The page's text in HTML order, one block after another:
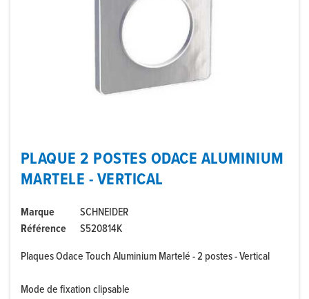
PLAQUE 2 POSTES ODACE ALUMINIUM
MARTELE - VERTICAL
Marque
SCHNEIDER
Référence
S520814K
Plaques Odace Touch Aluminium Martelé - 2 postes - Vertical
Mode de fixation clipsable